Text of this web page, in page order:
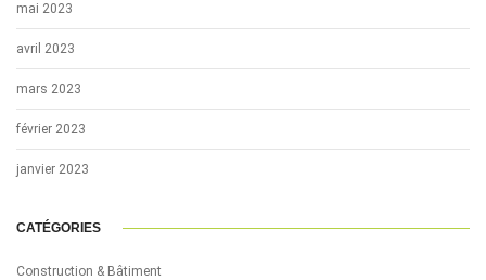
mai 2023
avril 2023
mars 2023
février 2023
janvier 2023
CATÉGORIES
Construction & Bâtiment